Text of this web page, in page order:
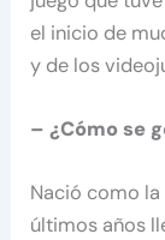
el inicio de
y de los
– ¿Cómo se
Nació como
últimos años